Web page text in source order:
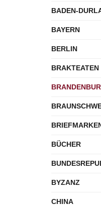
BADEN-
BAYERN
BERLIN
BRAKTEATEN
BÜCHER
BYZANZ
CHINA